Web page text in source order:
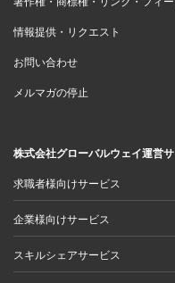
情報提供・リクエスト
お問い合わせ
メルマガの停止
株式会社グローバルウェイ運営
求職者様向けサービス
企業様向けサービス
スキルシェアサービス